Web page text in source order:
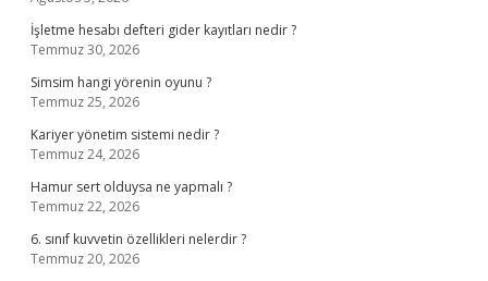
İşletme hesabı defteri gider kayıtları nedir ?
Temmuz 30, 2026
Simsim hangi yörenin oyunu ?
Temmuz 25, 2026
Kariyer yönetim sistemi nedir ?
Temmuz 24, 2026
Hamur sert olduysa ne yapmalı ?
Temmuz 22, 2026
6. sınıf kuvvetin özellikleri nelerdir ?
Temmuz 20, 2026